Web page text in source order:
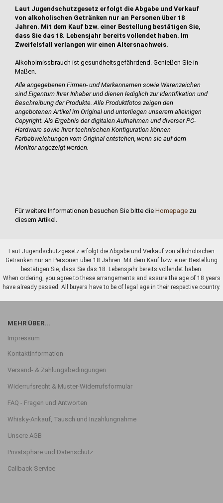
Laut Jugendschutzgesetz erfolgt die Abgabe und Verkauf
von alkoholischen Getränken nur an Personen über 18
Jahren. Mit dem Kauf bzw. einer Bestellung bestätigen Sie,
dass Sie das 18. Lebensjahr bereits vollendet haben. Im
Zweifelsfall verlangen wir einen Altersnachweis.
Alkoholmissbrauch ist gesundheitsgefährdend. Genießen Sie in
Maßen.
Alle angegebenen Firmen- und Markennamen sowie Warenzeichen
sind Eigentum Ihrer Inhaber und dienen lediglich zur Identifikation und
Beschreibung der Produkte.Alle Produktfotos zeigen den
angebotenen Artikel im Original und unterliegen unserem alleinigen
Copyright. Als Ergebnis der digitalen Aufnahmen und diverser PC-
Hardware sowie ihrer technischen Konfiguration können
Farbabweichungen vom Original entstehen, wenn sie auf dem
Monitor angezeigt werden.
Für weitere Informationen besuchen Sie bitte die Homepage zu
diesem Artikel.
Laut Jugendschutzgesetz erfolgt die Abgabe und Verkauf von alkoholischen
Getränken nur an Personen über 18 Jahren. Mit dem Kauf bzw. einer Bestellung
bestätigen Sie, dass Sie das 18. Lebensjahr bereits vollendet haben.
When ordering, you agree to these arrangements and assure the age of 18 years
have already passed. All buyers have to be of legal age in their respective country.
MEHR ÜBER...
Impressum
Kontaktinformation
Versand- & Zahlungsbedingungen
Widerrufsrecht & Muster-Widerrufsformular
FAQ - Fragen und Antworten
Whisky-Ankauf, Tausch und Inzahlungnahme
Unsere AGB
Privatsphäre und Datenschutz
Callback Service